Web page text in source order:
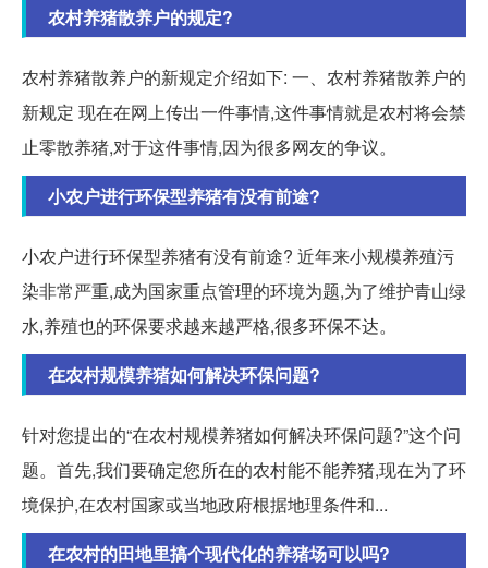
农村养猪散养户的规定?
农村养猪散养户的新规定介绍如下: 一、农村养猪散养户的
新规定 现在在网上传出一件事情,这件事情就是农村将会禁
止零散养猪,对于这件事情,因为很多网友的争议。
小农户进行环保型养猪有没有前途?
小农户进行环保型养猪有没有前途? 近年来小规模养殖污
染非常严重,成为国家重点管理的环境为题,为了维护青山绿
水,养殖也的环保要求越来越严格,很多环保不达。
在农村规模养猪如何解决环保问题?
针对您提出的“在农村规模养猪如何解决环保问题?”这个问
题。首先,我们要确定您所在的农村能不能养猪,现在为了环
境保护,在农村国家或当地政府根据地理条件和...
在农村的田地里搞个现代化的养猪场可以吗?